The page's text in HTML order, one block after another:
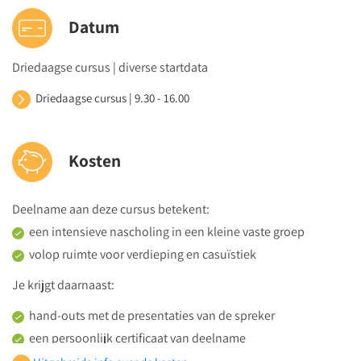
Datum
Driedaagse cursus | diverse startdata
Driedaagse cursus | 9.30 - 16.00
Kosten
Deelname aan deze cursus betekent:
een intensieve nascholing in een kleine vaste groep
volop ruimte voor verdieping en casuïstiek
Je krijgt daarnaast:
hand-outs met de presentaties van de spreker
een persoonlijk certificaat van deelname